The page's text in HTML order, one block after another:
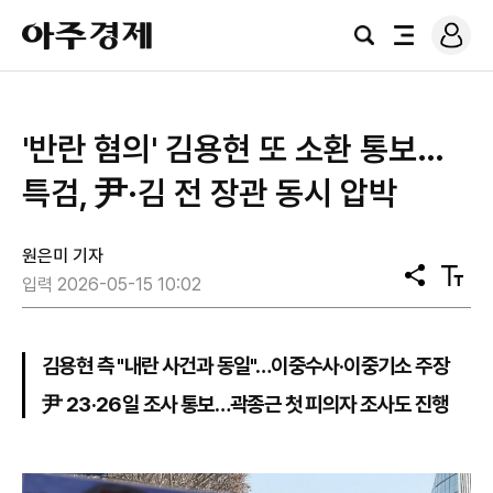
아
주
경
검
전
로
그
'반란 혐의' 김용현 또 소환 통보…
특검, 尹·김 전 장관 동시 압박
원은미 기자
입력 2026-05-15 10:02
공
유
텍
스
김용현 측 "내란 사건과 동일"…이중수사·이중기소 주장
尹 23·26일 조사 통보…곽종근 첫 피의자 조사도 진행